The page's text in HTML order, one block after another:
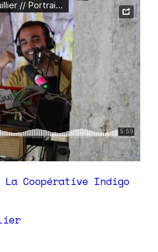
La Coopérative Indigo